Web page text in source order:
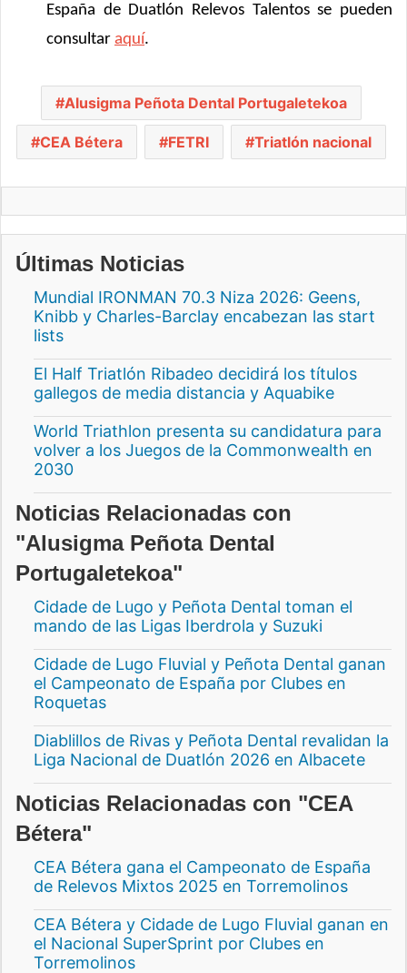
España de Duatlón Relevos Talentos se pueden
consultar aquí.
Alusigma Peñota Dental Portugaletekoa
CEA Bétera FETRI Triatlón nacional
Últimas Noticias
Mundial IRONMAN 70.3 Niza 2026: Geens,
Knibb y Charles-Barclay encabezan las start
lists
El Half Triatlón Ribadeo decidirá los títulos
gallegos de media distancia y Aquabike
World Triathlon presenta su candidatura para
volver a los Juegos de la Commonwealth en
2030
Noticias Relacionadas con
"Alusigma Peñota Dental
Portugaletekoa"
Cidade de Lugo y Peñota Dental toman el
mando de las Ligas Iberdrola y Suzuki
Cidade de Lugo Fluvial y Peñota Dental ganan
el Campeonato de España por Clubes en
Roquetas
Diablillos de Rivas y Peñota Dental revalidan la
Liga Nacional de Duatlón 2026 en Albacete
Noticias Relacionadas con "CEA
Bétera"
CEA Bétera gana el Campeonato de España
de Relevos Mixtos 2025 en Torremolinos
CEA Bétera y Cidade de Lugo Fluvial ganan en
el Nacional SuperSprint por Clubes en
Torremolinos